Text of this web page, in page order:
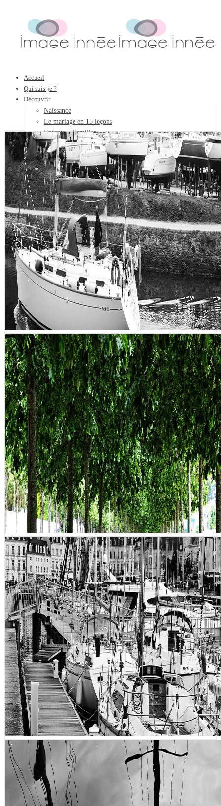
Accueil
Qui suis-je ?
Découvrir
Naissance
Le mariage en 15 leçons
Enfants – Familles
Entreprises
Évènements
Galerie photos
Art
Objets DéCollection
Galerie privée
Forfaits
Contact